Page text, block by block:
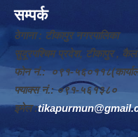
सम्पर्क
ठेगाना : टीकापुर नगरपालिका
सुदूरपश्चिम प्रदेश, टीकापुर ,
फोन नं.: ०९१-
फ्याक्स नं.: ०९१-५६१३८०
इमेल :